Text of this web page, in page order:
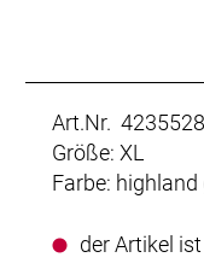
Art.Nr.
Größe: XL
Farbe: highland
der Artikel